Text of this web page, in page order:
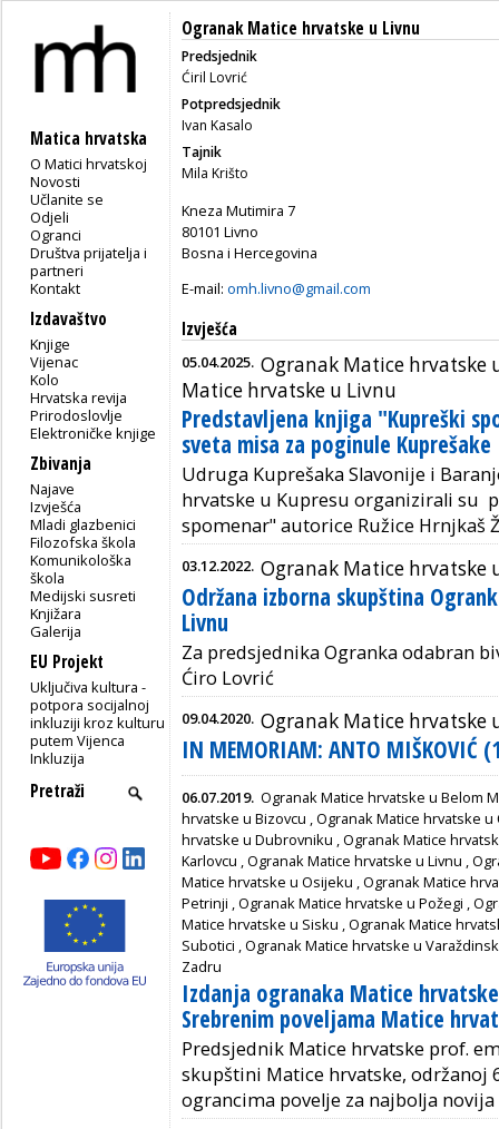
Matica hrvatska
O Matici hrvatskoj
Novosti
Učlanite se
Odjeli
Ogranci
Društva prijatelja i
partneri
Kontakt
Izdavaštvo
Knjige
Vijenac
Kolo
Hrvatska revija
Prirodoslovlje
Elektroničke knjige
Zbivanja
Najave
Izvješća
Mladi glazbenici
Filozofska škola
Komunikološka
škola
Medijski susreti
Knjižara
Galerija
EU Projekt
Uključiva kultura -
potpora socijalnoj
inkluziji kroz kulturu
putem Vijenca
Inkluzija
Ogranak Matice hrvatske u Livnu
Predsjednik
Ćiril Lovrić
Potpredsjednik
Ivan Kasalo
Tajnik
Mila Krišto
Kneza Mutimira 7
80101 Livno
Bosna i Hercegovina
E-mail: omh.livno@gmail.com
Izvješća
05.04.2025. Ogranak Matice hrvatske
Matice hrvatske u Livnu
Predstavljena knjiga "Kupreški
sveta misa za poginule Kuprešake
Udruga Kuprešaka Slavonije i
hrvatske u Kupresu organizirali su
spomenar" autorice Ružice Hrnjkaš
03.12.2022. Ogranak Matice hrvatske
Održana izborna skupština
Livnu
Za predsjednika Ogranka odabran
Ćiro Lovrić
09.04.2020. Ogranak Matice hrvatske
IN MEMORIAM: ANTO MIŠKOVIĆ
06.07.2019. Ogranak Matice hrvatske u Belom
hrvatske u Bizovcu ,Ogranak Matice hrvatske u
hrvatske u Dubrovniku ,Ogranak Matice
Karlovcu ,Ogranak Matice hrvatske u Livnu ,
Matice hrvatske u Osijeku ,Ogranak Matice
Petrinji ,Ogranak Matice hrvatske u Požegi ,
Matice hrvatske u Sisku ,Ogranak Matice
Subotici ,Ogranak Matice hrvatske u
Zadru
Izdanja ogranaka Matice
Srebrenim poveljama Matice
Predsjednik Matice hrvatske prof.
skupštini Matice hrvatske, održanoj
ograncima povelje za najbolja novija